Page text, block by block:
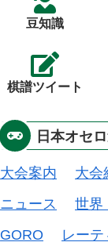
豆知識
棋譜ツイート
日本オセ
大会案内 大会
ニュース
世界
GORO
レー